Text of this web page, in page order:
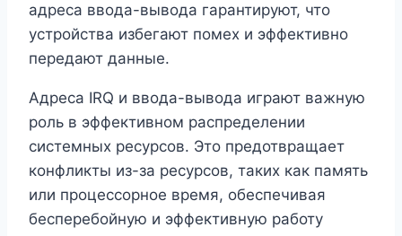
адреса ввода-вывода гарантируют, что
устройства избегают помех и эффективно
передают данные.
Адреса IRQ и ввода-вывода играют важную
роль в эффективном распределении
системных ресурсов. Это предотвращает
конфликты из-за ресурсов, таких как память
или процессорное время, обеспечивая
бесперебойную и эффективную работу